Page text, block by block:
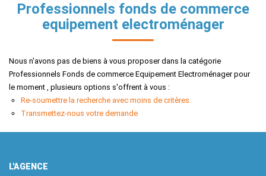
FAIRE GERER
NOTRE AGENCE
CONTACT
Sélectionnez...
Type de bien
Surface min
Créer une alerte
Professionnels fonds de commerce
equipement electroménager
Nous n'avons pas de biens à vous proposer dans la catégorie
Professionnels Fonds de commerce Equipement Electroménager pour
le moment , plusieurs options s'offrent à vous :
Re-soumettre la recherche avec moins de critères.
Transmettez-nous votre demande
L'AGENCE